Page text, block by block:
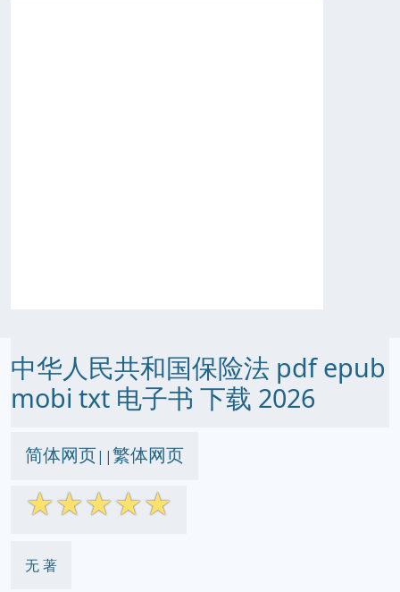
中华人民共和国保险法 pdf epub
mobi txt 电子书 下载 2026
简体网页||繁体网页
☆☆☆☆☆
无 著